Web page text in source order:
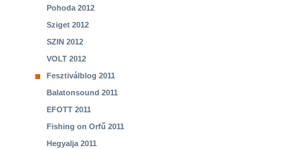
Pohoda 2012
Sziget 2012
SZIN 2012
VOLT 2012
Fesztiválblog 2011
Balatonsound 2011
EFOTT 2011
Fishing on Orfű 2011
Hegyalja 2011